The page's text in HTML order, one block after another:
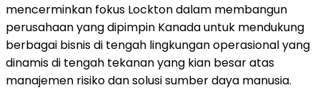
mencerminkan fokus Lockton dalam membangun
perusahaan yang dipimpin Kanada untuk mendukung
berbagai bisnis di tengah lingkungan operasional yang
dinamis di tengah tekanan yang kian besar atas
manajemen risiko dan solusi sumber daya manusia.